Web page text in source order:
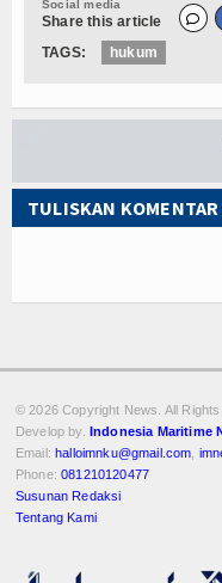
Social media
Share this article
TAGS:
hukum
TULISKAN KOMENTAR
© 2026 Copyright News. All
Develop by. Indonesia Maritime
Email:halloimnku@gmail.com
Phone:081210120477
Susunan Redaksi
Tentang Kami